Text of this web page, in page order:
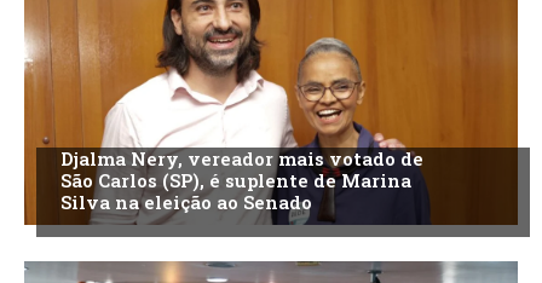
Djalma Nery, vereador mais votado de
São Carlos (SP), é suplente de Marina
Silva na eleição ao Senado